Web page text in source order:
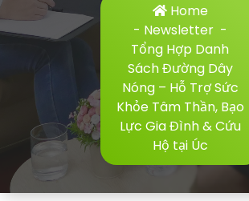
Home
- Newsletter-
Tổng Hợp Danh
Sách Đường Dây
Nóng – Hỗ Trợ Sức
Khỏe Tâm Thần, Bạo
Lực Gia Đình & Cứu
Hộ tại Úc